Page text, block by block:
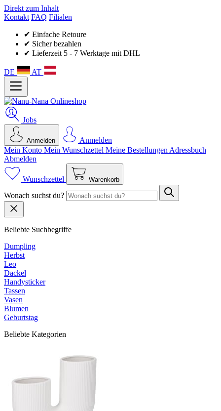
Direkt zum Inhalt
Kontakt FAQ Filialen
✔ Einfache Retoure
✔ Sicher bezahlen
✔ Lieferzeit 5 - 7 Werktage mit DHL
DE AT
Jobs
Anmelden
Anmelden
Mein Konto Mein Wunsch­zettel Meine Bestellungen Adressbuch
Abmelden
Wunschzettel Warenkorb
Wonach suchst du?
Beliebte Suchbegriffe
Dumpling
Herbst
Leo
Dackel
Handysticker
Tassen
Vasen
Blumen
Geburtstag
Beliebte Kategorien